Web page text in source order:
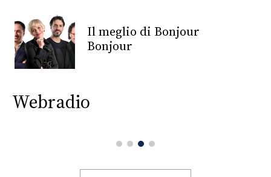
RMC
CONSIGLIA
Il meglio di Bonjour
Bonjour
Webradio